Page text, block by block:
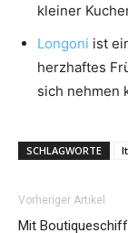
kleiner
Longoni ist
herzhaftes
sich nehmen
SCHLAGWORTE
Vorheriger Artikel
Mit